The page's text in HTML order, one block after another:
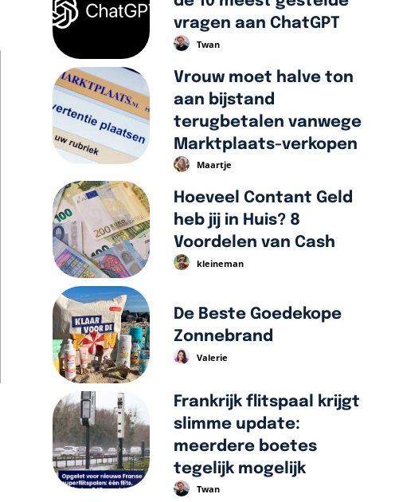
vragen aan ChatGPT
Twan
Vrouw moet halve ton
aan bijstand
terugbetalen vanwege
Marktplaats-verkopen
Maartje
Hoeveel Contant Geld
heb jij in Huis? 8
Voordelen van Cash
kleineman
De Beste Goedekope
Zonnebrand
Valerie
Frankrijk flitspaal krijgt
slimme update:
meerdere boetes
tegelijk mogelijk
Twan